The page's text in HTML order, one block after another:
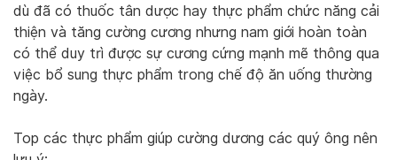
dù đã có thuốc tân dược hay thực phẩm chức năng cải
thiện và tăng cường cương nhưng nam giới hoàn toàn
có thể duy trì được sự cương cứng mạnh mẽ thông qua
việc bổ sung thực phẩm trong chế độ ăn uống thường
ngày.
Top các thực phẩm giúp cường dương các quý ông nên